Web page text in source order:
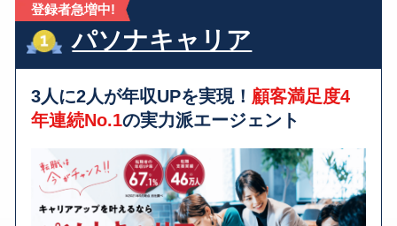
登録者急増中!
パソナキャリア
3人に2人が年収UPを実現！ 顧客満足度4
年連続No.1の実力派エージェント